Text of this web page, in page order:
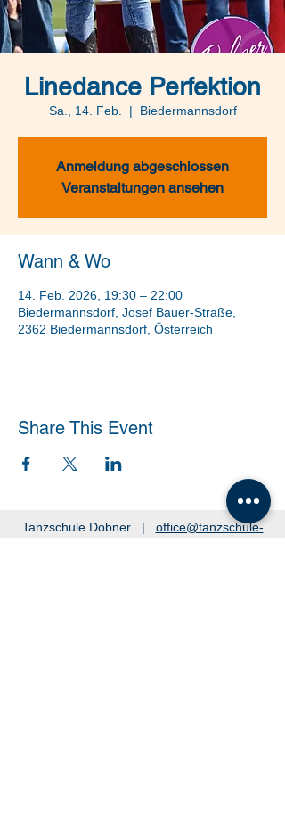
Linedance Perfektion
Sa., 14. Feb.
  |
Biedermannsdorf
Anmeldung abgeschlossen
Veranstaltungen ansehen
Wann & Wo
14. Feb. 2026, 19:30 – 22:00
Biedermannsdorf, Josef Bauer-Straße,
2362 Biedermannsdorf, Österreich
Share This Event
Tanzschule Dobner | office@tanzschule-